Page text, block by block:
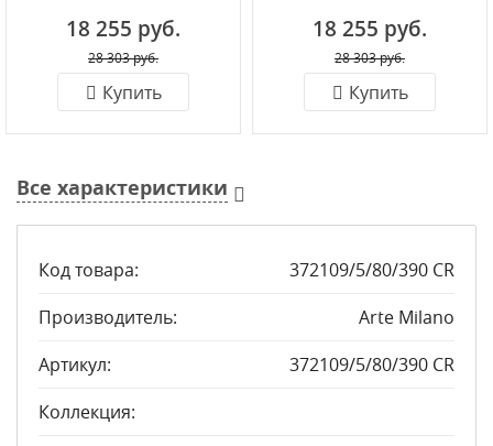
18 255 руб.
28 303 руб.
Купить
18 255 руб.
28 303 руб.
Купить
Все характеристики
Код товара:
372109/5/80/390 CR
Производитель:
Arte Milano
Артикул:
372109/5/80/390 CR
Коллекция: